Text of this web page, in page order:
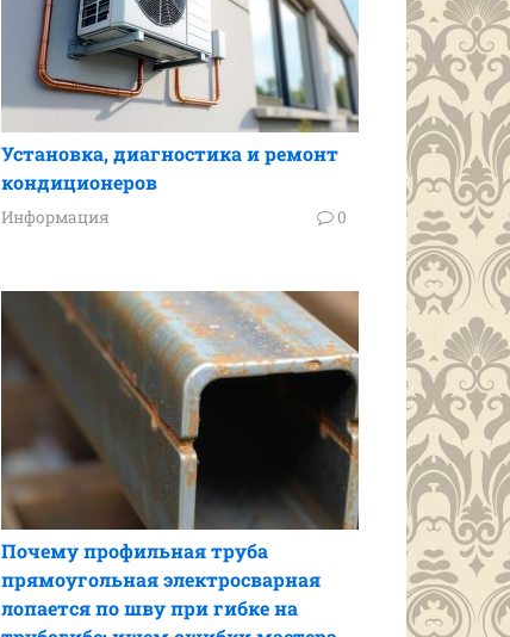
Установка, диагностика и ремонт
кондиционеров
Информация 0
Почему профильная труба
прямоугольная электросварная
лопается по шву при гибке на